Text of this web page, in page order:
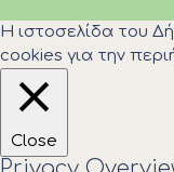
Η ιστοσελίδα του
cookies για την
Close